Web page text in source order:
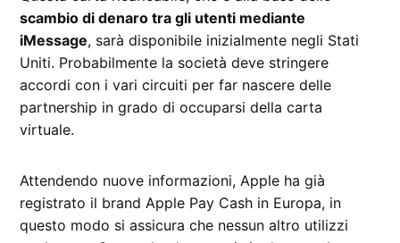
scambio di denaro tra gli utenti mediante
iMessage, sarà disponibile inizialmente negli Stati
Uniti. Probabilmente la società deve stringere
accordi con i vari circuiti per far nascere delle
partnership in grado di occuparsi della carta
virtuale.
Attendendo nuove informazioni, Apple ha già
registrato il brand Apple Pay Cash in Europa, in
questo modo si assicura che nessun altro utilizzi